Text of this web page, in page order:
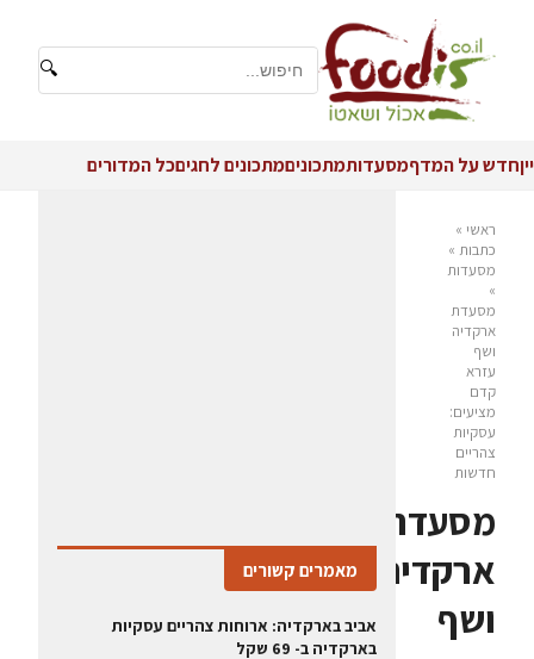
🔍
ייןחדש על המדףמסעדותמתכוניםמתכונים לחגיםכל המדורים
ראשי »
כתבות »
מסעדות
»
מסעדת
ארקדיה
ושף
עזרא
קדם
מציעים:
עסקיות
צהריים
חדשות
מסעדת
ארקדיה
ושף
מאמרים קשורים
אביב בארקדיה: ארוחות צהריים עסקיות
בארקדיה ב- 69 שקל